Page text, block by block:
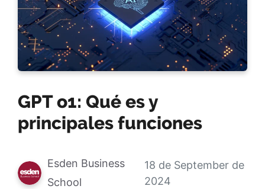
GPT o1: Qué es y
principales funciones
Esden Business
School
18 de September de
2024